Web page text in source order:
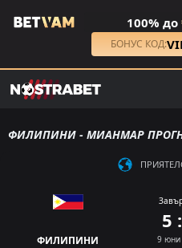
100% до
БОНУС КОД:
ФИЛИПИНИ - МИАНМАР
ФИЛИПИНИ
5
9 юни